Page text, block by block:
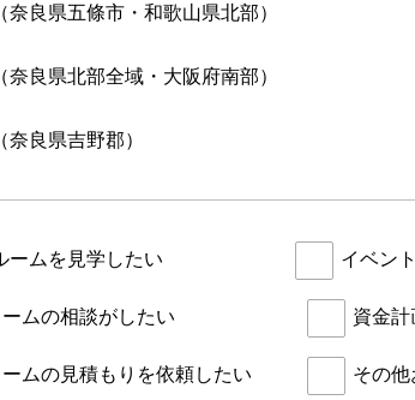
奈良県五條市・和歌山県北部）
奈良県北部全域・大阪府南部）
奈良県吉野郡）
ームを見学したい イベン
ームの相談がしたい 資金
ームの見積もりを依頼したい その